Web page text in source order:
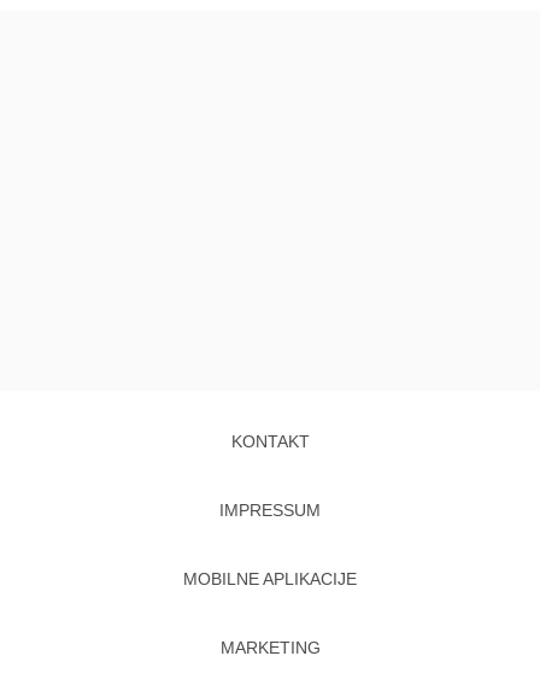
KONTAKT
IMPRESSUM
MOBILNE APLIKACIJE
MARKETING